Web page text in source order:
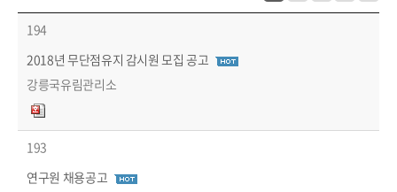
194
2018년 무단점유지 감시원 모집 공고
강릉국유림관리소
193
연구원 채용공고